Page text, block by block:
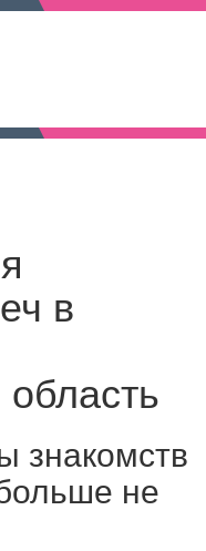
в
знакомств
не